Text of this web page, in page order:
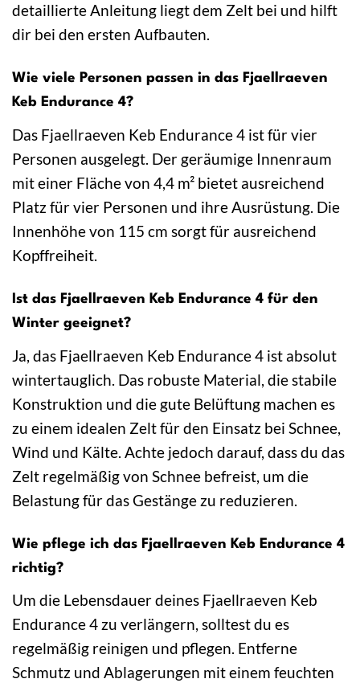
detaillierte Anleitung liegt dem Zelt bei und hilft
dir bei den ersten Aufbauten.
Wie viele Personen passen in das Fjaellraeven
Keb Endurance 4?
Das Fjaellraeven Keb Endurance 4 ist für vier
Personen ausgelegt. Der geräumige Innenraum
mit einer Fläche von 4,4 m² bietet ausreichend
Platz für vier Personen und ihre Ausrüstung. Die
Innenhöhe von 115 cm sorgt für ausreichend
Kopffreiheit.
Ist das Fjaellraeven Keb Endurance 4 für den
Winter geeignet?
Ja, das Fjaellraeven Keb Endurance 4 ist absolut
wintertauglich. Das robuste Material, die stabile
Konstruktion und die gute Belüftung machen es
zu einem idealen Zelt für den Einsatz bei Schnee,
Wind und Kälte. Achte jedoch darauf, dass du das
Zelt regelmäßig von Schnee befreist, um die
Belastung für das Gestänge zu reduzieren.
Wie pflege ich das Fjaellraeven Keb Endurance 4
richtig?
Um die Lebensdauer deines Fjaellraeven Keb
Endurance 4 zu verlängern, solltest du es
regelmäßig reinigen und pflegen. Entferne
Schmutz und Ablagerungen mit einem feuchten